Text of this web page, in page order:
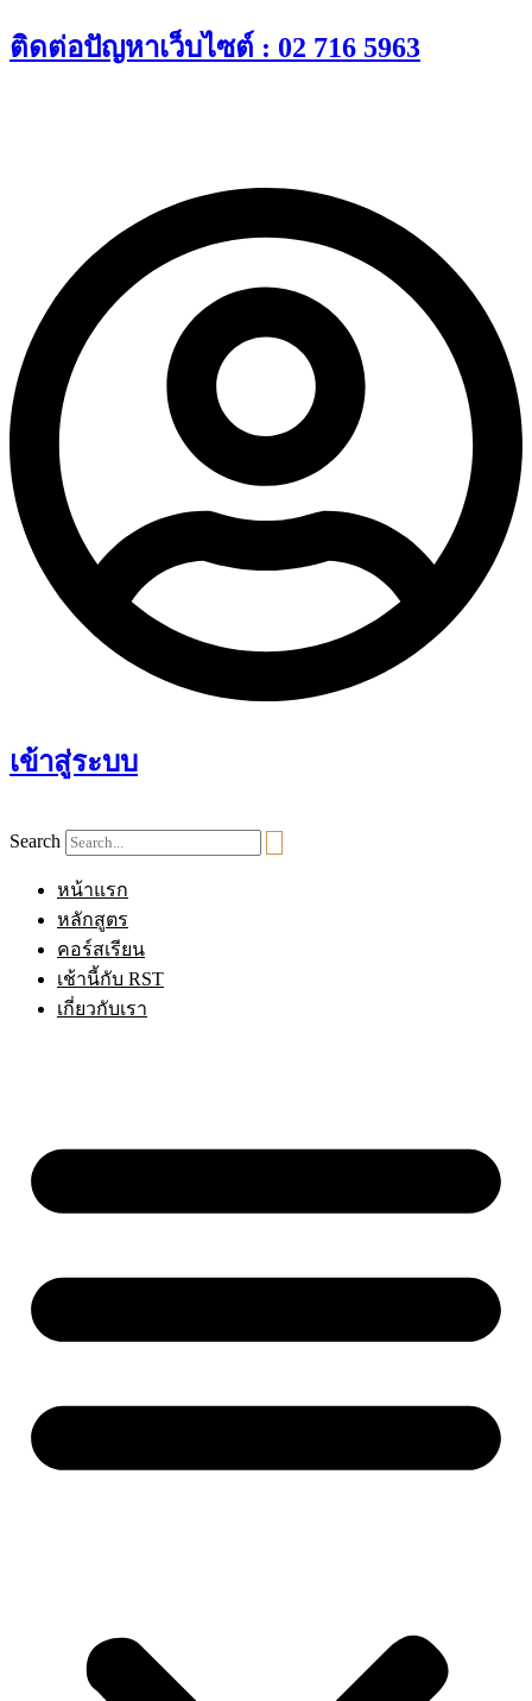
Skip
to
ติดต่อปัญหาเว็บไซต์ : 02 716 5963
เข้าสู่ระบบ
Search
หน้าแรก
หลักสูตร
คอร์สเรียน
เช้านี้กับ RST
เกี่ยวกับเรา